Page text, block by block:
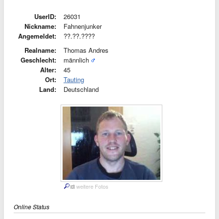
UserID:
26031
Nickname:
Fahnenjunker
Angemeldet:
??.??.????
Realname:
Thomas Andres
Geschlecht:
männlich
Alter:
45
Ort:
Tauting
Land:
Deutschland
weitere Fotos
Online Status